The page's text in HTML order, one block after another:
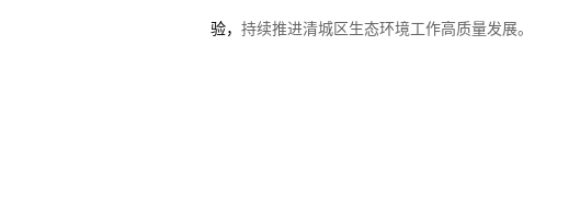
验， 持续推进清城区生态环境工作高质量发展。